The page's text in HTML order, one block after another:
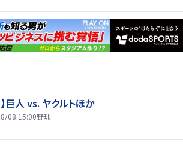
】巨人 vs. ヤクルトほか
08 15:00野球